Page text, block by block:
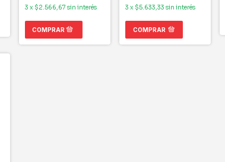
3 x $2.566,67 sin interés 3 x $5.633,33 sin interés
COMPRAR